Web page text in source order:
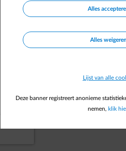
Alles
Alles
Lijst van alle
Deze banner registreert anonieme
nemen, klik